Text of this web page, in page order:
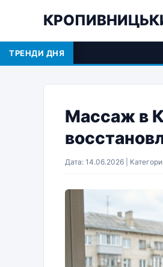
ТРЕНДИ ДНЯ
Массаж в
Дата: 14.06.2026 |